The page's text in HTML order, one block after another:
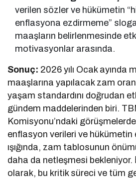
verilen sözler ve hükümetin
enflasyona ezdirmeme”
maaşların belirlenmesinde
motivasyonlar arasında.
Sonuç: 2026 yılı Ocak ayında
maaşlarına yapılacak zam
yaşam standardını doğrudan
gündem maddelerinden biri.
Komisyonu’ndaki
enflasyon verileri ve hükümetin
ışığında, zam tablosunun
daha da netleşmesi bekleniyor.
olarak, bu kritik süreci ve tüm